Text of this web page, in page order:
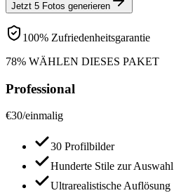
Jetzt 5 Fotos generieren
100% Zufriedenheitsgarantie
78% WÄHLEN DIESES PAKET
Professional
€30/einmalig
30 Profilbilder
Hunderte Stile zur Auswahl
Ultrarealistische Auflösung